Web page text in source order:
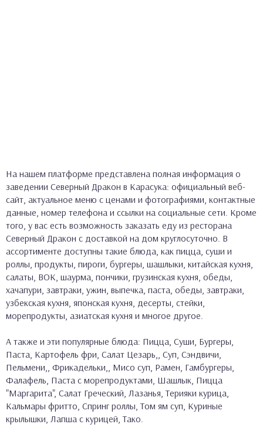
На нашем платформе представлена полная информация о
заведении Северный Дракон в Карасука: официальный веб-
сайт, актуальное меню с ценами и фотографиями, контактные
данные, номер телефона и ссылки на социальные сети. Кроме
того, у вас есть возможность заказать еду из ресторана
Северный Дракон с доставкой на дом круглосуточно. В
ассортименте доступны такие блюда, как пицца, суши и
роллы, продукты, пироги, бургеры, шашлыки, китайская кухня,
салаты, ВОК, шаурма, пончики, грузинская кухня, обеды,
хачапури, завтраки, ужин, выпечка, паста, обеды, завтраки,
узбекская кухня, японская кухня, десерты, стейки,
морепродукты, азиатская кухня и многое другое.
А также и эти популярные блюда: Пицца, Суши, Бургеры,
Паста, Картофель фри, Салат Цезарь,, Суп, Сэндвичи,
Пельмени,, Фрикадельки,, Мисо суп, Рамен, Гамбургеры,
Фалафель, Паста с морепродуктами, Шашлык, Пицца
"Маргарита", Салат Греческий, Лазанья, Терияки курица,
Кальмары фритто, Спринг роллы, Том ям суп, Куриные
крылышки, Лапша с курицей, Тако.